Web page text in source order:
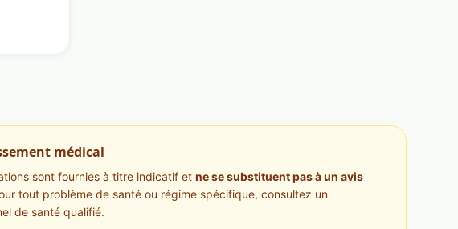
médical
sont fournies à titre indicatif et ne se substituent pas à un avis
tout problème de santé ou régime spécifique, consultez un
de santé qualifié.